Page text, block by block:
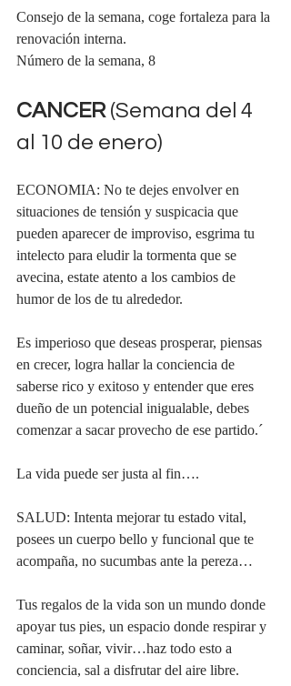
Consejo de la semana, coge fortaleza para la
renovación interna.
Número de la semana, 8
CANCER (Semana del 4
al 10 de enero)
ECONOMIA: No te dejes envolver en
situaciones de tensión y suspicacia que
pueden aparecer de improviso, esgrima tu
intelecto para eludir la tormenta que se
avecina, estate atento a los cambios de
humor de los de tu alrededor.
Es imperioso que deseas prosperar, piensas
en crecer, logra hallar la conciencia de
saberse rico y exitoso y entender que eres
dueño de un potencial inigualable, debes
comenzar a sacar provecho de ese partido.´
La vida puede ser justa al fin….
SALUD: Intenta mejorar tu estado vital,
posees un cuerpo bello y funcional que te
acompaña, no sucumbas ante la pereza…
Tus regalos de la vida son un mundo donde
apoyar tus pies, un espacio donde respirar y
caminar, soñar, vivir…haz todo esto a
conciencia, sal a disfrutar del aire libre.